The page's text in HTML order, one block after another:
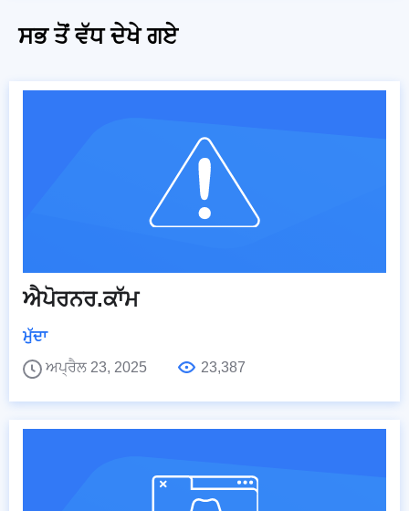
ਸਭ ਤੋਂ ਵੱਧ ਦੇਖੇ ਗਏ
ਐਪੋਰਨਰ.ਕਾੱਮ
ਮੁੱਦਾ
ਅਪ੍ਰੈਲ 23, 2025
23,387